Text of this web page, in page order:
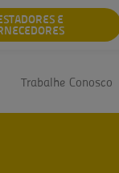
E
Trabalhe Conosco